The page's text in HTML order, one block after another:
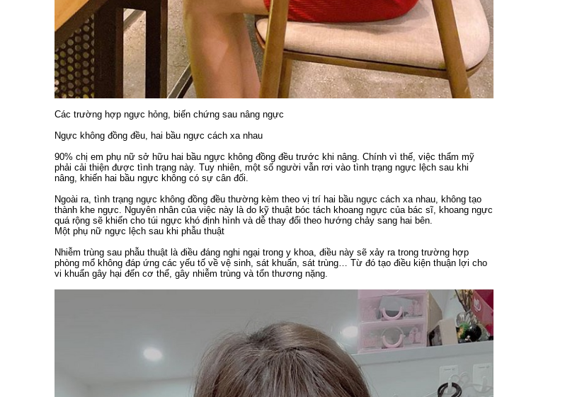
Các trường hợp ngực hỏng, biến chứng sau nâng ngực
Ngực không đồng đều, hai bầu ngực cách xa nhau
90% chị em phụ nữ sở hữu hai bầu ngực không đồng đều trước khi nâng. Chính vì thế, việc thẩm mỹ
phải cải thiện được tình trạng này. Tuy nhiên, một số người vẫn rơi vào tình trạng ngực lệch sau khi
nâng, khiến hai bầu ngực không có sự cân đối.
Ngoài ra, tình trạng ngực không đồng đều thường kèm theo vị trí hai bầu ngực cách xa nhau, không tạo
thành khe ngực. Nguyên nhân của việc này là do kỹ thuật bóc tách khoang ngực của bác sĩ, khoang ngực
quá rộng sẽ khiến cho túi ngực khó định hình và dễ thay đổi theo hướng chảy sang hai bên.
Một phụ nữ ngực lệch sau khi phẫu thuật
Nhiễm trùng sau phẫu thuật là điều đáng nghi ngại trong y khoa, điều này sẽ xảy ra trong trường hợp
phòng mổ không đáp ứng các yếu tố về vệ sinh, sát khuẩn, sát trùng… Từ đó tạo điều kiện thuận lợi cho
vi khuẩn gây hại đến cơ thể, gây nhiễm trùng và tổn thương nặng.